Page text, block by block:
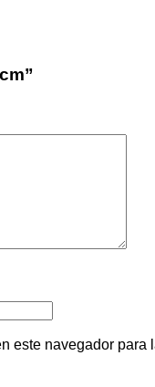
este navegador para